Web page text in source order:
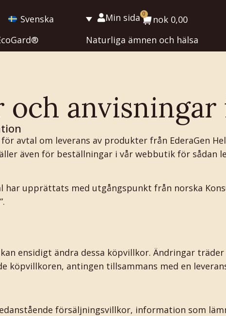
Svenska Min sida nok0,00
0
Naturliga ämnen och hälsa
och anvisningar
avtal om leverans av produkter från EderaGen
även för beställningar i vår webbutik för sådan
har upprättats med utgångspunkt från norska
kan ensidigt ändra dessa köpvillkor. Ändringar
köpvillkoren, antingen tillsammans med en
försäljningsvillkor, information som